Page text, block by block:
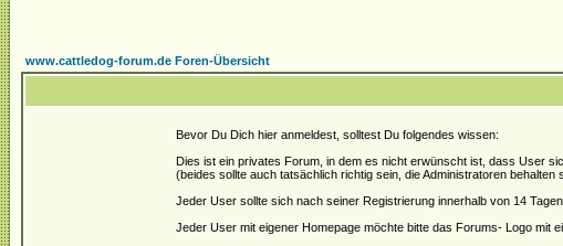
www.cattledog-forum.de Foren-Übersicht
Bevor Du Dich hier anmeldest, solltest Du folgendes wissen:
Dies ist ein privates Forum, in dem es nicht erwünscht ist, dass User
(beides sollte auch tatsächlich richtig sein, die Administratoren behalten
Jeder User sollte sich nach seiner Registrierung innerhalb von 14
Jeder User mit eigener Homepage möchte bitte das Forums- Logo mit